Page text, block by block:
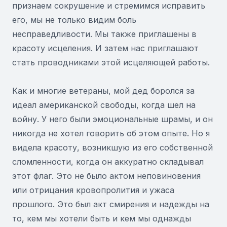
признаем сокрушение и стремимся исправить
его, мы не только видим боль
несправедливости. Мы также приглашены в
красоту исцеления. И затем нас приглашают
стать проводниками этой исцеляющей работы.
Как и многие ветераны, мой дед боролся за
идеал американской свободы, когда шел на
войну. У него были эмоциональные шрамы, и он
никогда не хотел говорить об этом опыте. Но я
видела красоту, возникшую из его собственной
сломленности, когда он аккуратно складывал
этот флаг. Это не было актом неповиновения
или отрицания кровопролития и ужаса
прошлого. Это был акт смирения и надежды на
то, кем мы хотели быть и кем мы однажды